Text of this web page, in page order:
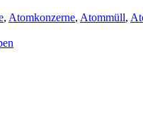
, Atomkonzerne, Atommüll,